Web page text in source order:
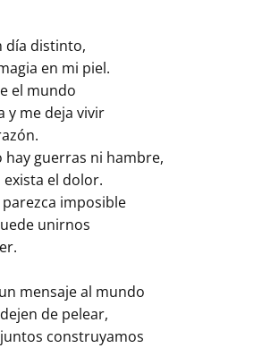
día distinto,
en mi piel.
el mundo
y me deja vivir
hay guerras ni hambre,
el dolor.
imposible
unirnos
mensaje al mundo
de pelear,
construyamos